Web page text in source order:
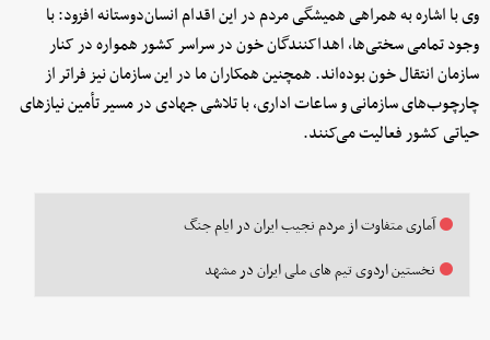
وی با اشاره به همراهی همیشگی مردم در این اقدام انسان‌دوستانه افزود: با
وجود تمامی سختی‌ها، اهداکنندگان خون در سراسر کشور همواره در کنار
سازمان انتقال خون بوده‌اند. همچنین همکاران ما در این سازمان نیز فراتر از
چارچوب‌های سازمانی و ساعات اداری، با تلاشی جهادی در مسیر تأمین نیازهای
حیاتی کشور فعالیت می‌کنند.
آماری متفاوت از مردم نجیب ایران در ایام جنگ
نخستین اردوی تیم های ملی ایران در مشهد